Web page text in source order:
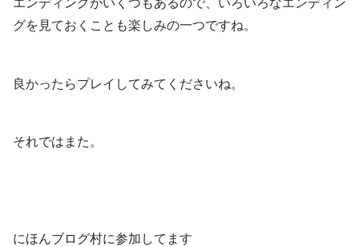
グを見ておくことも楽しみの一つですね。
良かったらプレイしてみてくださいね。
それではまた。
にほんブログ村に参加してます